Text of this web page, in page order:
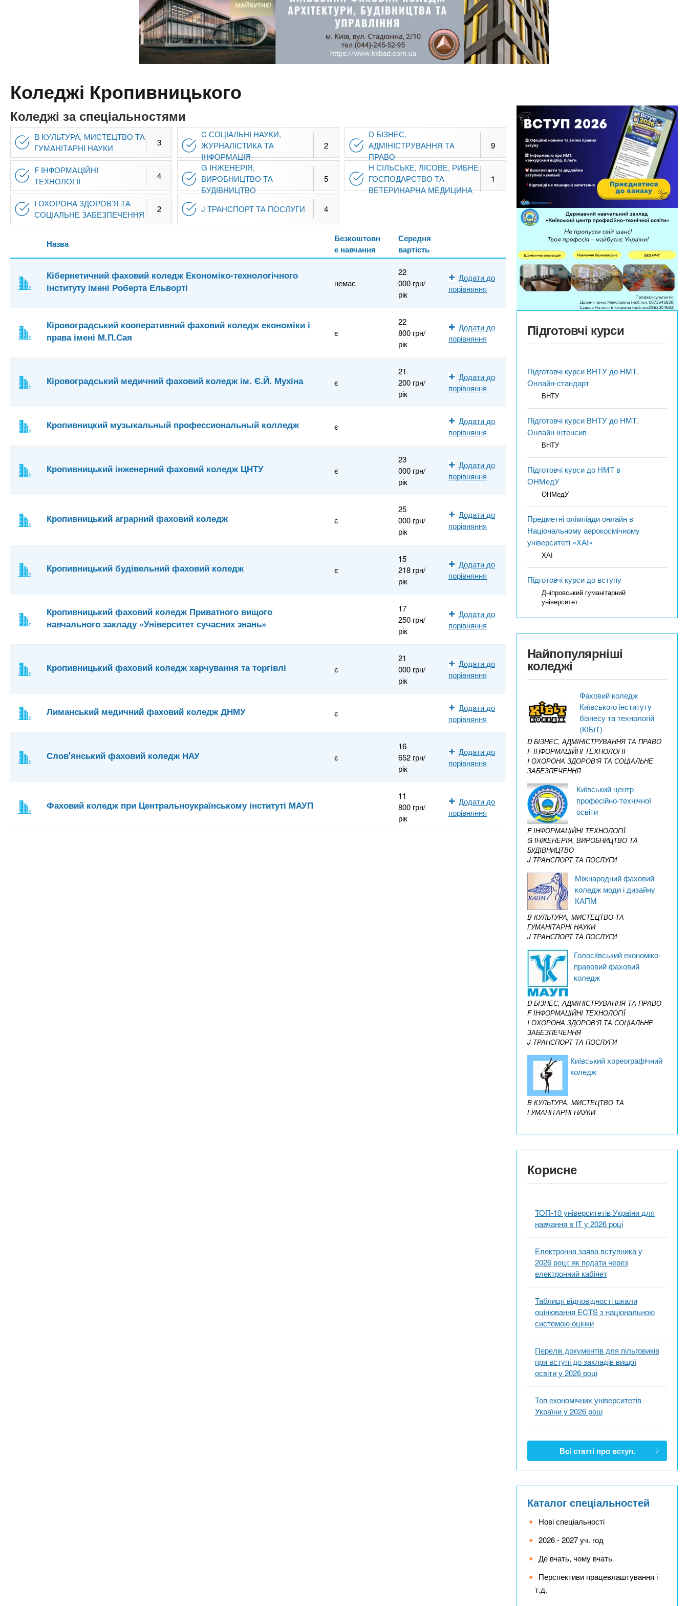
.
i
n
f
o
а
д
і
в
Коледжі Кропивницького
Коледжі за спеціальностями
B КУЛЬТУРА, МИСТЕЦТВО ТА
ГУМАНІТАРНІ НАУКИ
3
C СОЦІАЛЬНІ НАУКИ,
ЖУРНАЛІСТИКА ТА
ІНФОРМАЦІЯ
2
D БІЗНЕС,
АДМІНІСТРУВАННЯ ТА
ПРАВО
9
F ІНФОРМАЦІЙНІ
ТЕХНОЛОГІЇ
4
G ІНЖЕНЕРІЯ,
ВИРОБНИЦТВО ТА
БУДІВНИЦТВО
5
H СІЛЬСЬКЕ, ЛІСОВЕ, РИБНЕ
ГОСПОДАРСТВО ТА
ВЕТЕРИНАРНА МЕДИЦИНА
1
I ОХОРОНА ЗДОРОВ’Я ТА
СОЦІАЛЬНЕ ЗАБЕЗПЕЧЕННЯ
2 J ТРАНСПОРТ ТА ПОСЛУГИ 4
Назва
Безкоштовн
е навчання
Середня
вартість
Кібернетичний фаховий коледж Економіко-технологічного
інституту імені Роберта Ельворті
немає
22
000 грн/
рік
Додати до
порівняння
Кіровоградський кооперативний фаховий коледж економіки і
права імені М.П.Сая
є
22
800 грн/
рік
Додати до
порівняння
Кіровоградський медичний фаховий коледж ім. Є.Й. Мухіна є
21
200 грн/
рік
Додати до
порівняння
Кропивницкий музыкальный профессиональный колледж є
Додати до
порівняння
Кропивницький інженерний фаховий коледж ЦНТУ є
23
000 грн/
рік
Додати до
порівняння
Кропивницький аграрний фаховий коледж є
25
000 грн/
рік
Додати до
порівняння
Кропивницький будівельний фаховий коледж є
15
218 грн/
рік
Додати до
порівняння
Кропивницький фаховий коледж Приватного вищого
навчального закладу «Університет сучасних знань»
17
250 грн/
рік
Додати до
порівняння
Кропивницький фаховий коледж харчування та торгівлі є
21
000 грн/
рік
Додати до
порівняння
Лиманський медичний фаховий коледж ДНМУ є
Додати до
порівняння
Слов'янський фаховий коледж НАУ є
16
652 грн/
рік
Додати до
порівняння
Фаховий коледж при Центральноукраїнському інституті МАУП
11
800 грн/
рік
Додати до
порівняння
Підготовчі курси
Підготовчі курси ВНТУ до НМТ.
Онлайн-стандарт
ВНТУ
Підготовчі курси ВНТУ до НМТ.
Онлайн-інтенсив
ВНТУ
Підготовчі курси до НМТ в
ОНМедУ
ОНМедУ
Предметні олімпіади онлайн в
Національному аерокосмічному
університеті «ХАІ»
ХАІ
Підготовчі курси до вступу
Дніпровський гуманітарний
університет
Найпопулярніші
коледжі
Фаховий коледж
Київського інституту
бізнесу та технологій
(КІБіТ)
D БІЗНЕС, АДМІНІСТРУВАННЯ ТА ПРАВО
F ІНФОРМАЦІЙНІ ТЕХНОЛОГІЇ
I ОХОРОНА ЗДОРОВ’Я ТА СОЦІАЛЬНЕ
ЗАБЕЗПЕЧЕННЯ
Київський центр
професійно-технічної
освіти
F ІНФОРМАЦІЙНІ ТЕХНОЛОГІЇ
G ІНЖЕНЕРІЯ, ВИРОБНИЦТВО ТА
БУДІВНИЦТВО
J ТРАНСПОРТ ТА ПОСЛУГИ
Міжнародний фаховий
коледж моди і дизайну
КАПМ
B КУЛЬТУРА, МИСТЕЦТВО ТА
ГУМАНІТАРНІ НАУКИ
J ТРАНСПОРТ ТА ПОСЛУГИ
Голосіївський економіко-
правовий фаховий
коледж
D БІЗНЕС, АДМІНІСТРУВАННЯ ТА ПРАВО
F ІНФОРМАЦІЙНІ ТЕХНОЛОГІЇ
I ОХОРОНА ЗДОРОВ’Я ТА СОЦІАЛЬНЕ
ЗАБЕЗПЕЧЕННЯ
J ТРАНСПОРТ ТА ПОСЛУГИ
Київський хореографічний
коледж
B КУЛЬТУРА, МИСТЕЦТВО ТА
ГУМАНІТАРНІ НАУКИ
Корисне
ТОП-10 університетів України для
навчання в ІТ у 2026 році
Електронна заява вступника у
2026 році: як подати через
електронний кабінет
Таблиця відповідності шкали
оцінювання ECTS з національною
системою оцінки
Перелік документів для пільговиків
при вступі до закладів вищої
освіти у 2026 році
Топ економічних університетів
України у 2026 році
Всі статті про вступ.
Каталог спеціальностей
Нові спеціальності
2026 - 2027 уч. год
Де вчать, чому вчать
Перспективи працевлаштування і
т.д.